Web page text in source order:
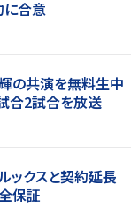
に合意
の共演を無料生中
合2試合を放送
ックスと契約延長
保証